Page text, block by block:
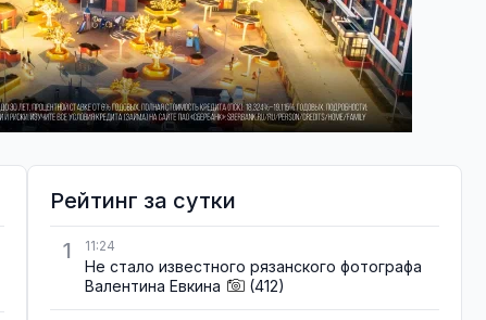
Рейтинг за сутки
1
11:24
Не стало известного рязанского фотографа
Валентина Евкина
(412)